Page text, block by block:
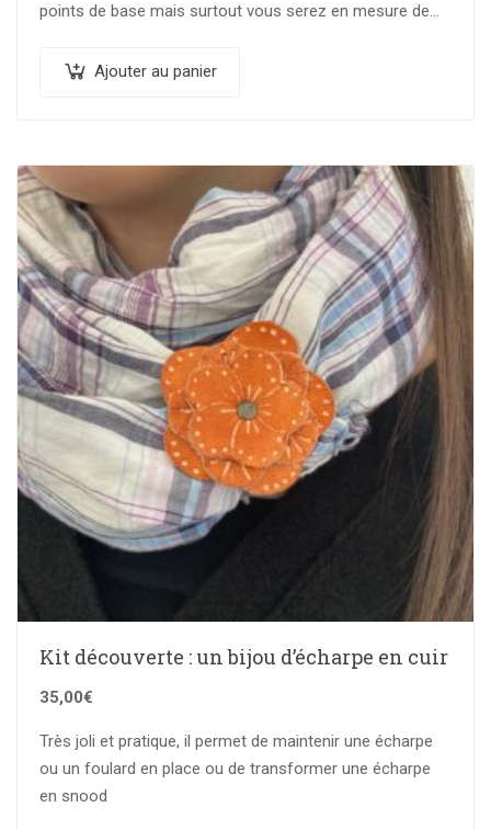
points de base mais surtout vous serez en mesure de…
Ajouter au panier
Kit découverte : un bijou d’écharpe en cuir
35,00€
Très joli et pratique, il permet de maintenir une écharpe
ou un foulard en place ou de transformer une écharpe
en snood